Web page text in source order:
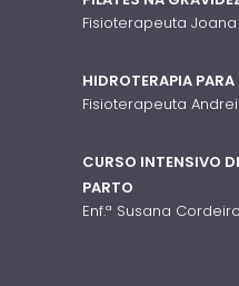
Fisioterapeuta
HIDROTERAPIA
Fisioterapeuta
CURSO INTENSIVO
PARTO
Enf.ª Susana Cordeiro